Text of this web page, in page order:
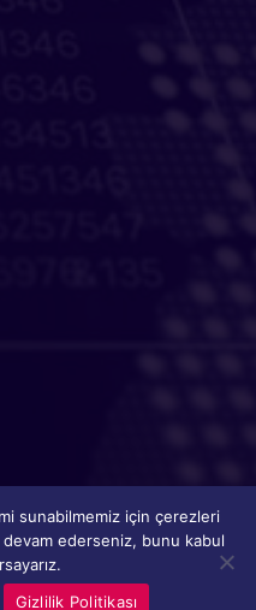
Hakları Saklıdır.
Koşullar Hızlı Bağlantılar
sunabilmemiz için çerezleri
ederseniz, bunu kabul
Gizlilik Politikası